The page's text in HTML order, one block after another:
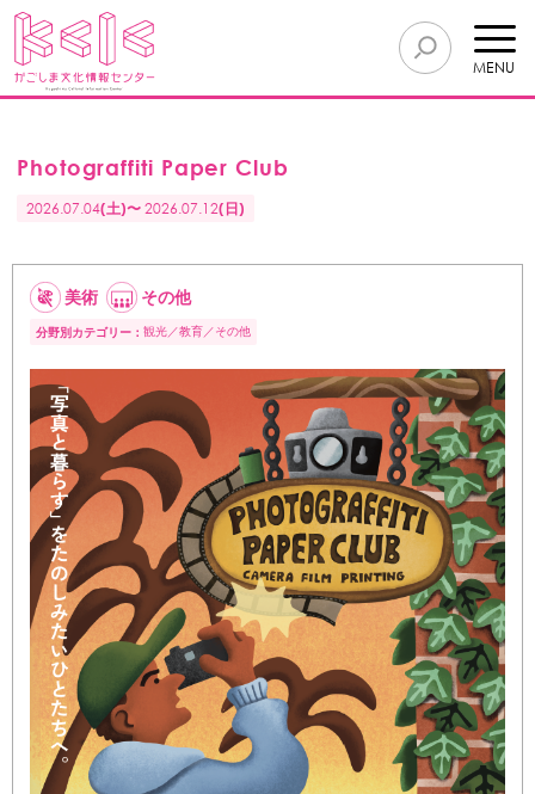
MENU
Photograffiti Paper Club
2026.07.04(土)〜2026.07.12(日)
美術 その他
分野別カテゴリー： 観光 教育 その他